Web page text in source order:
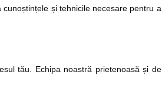
și tehnicile necesare pentru a
tău. Echipa noastră prietenoasă și de